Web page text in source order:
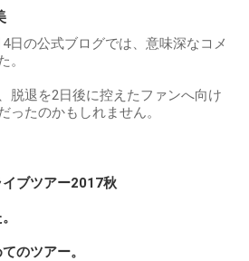
日の公式ブログでは、意味深なコメ
。
脱退を2日後に控えたファンへ向け
ったのかもしれません。
ブツアー2017秋
のツアー。